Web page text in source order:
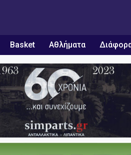
Basket Αθλήματα